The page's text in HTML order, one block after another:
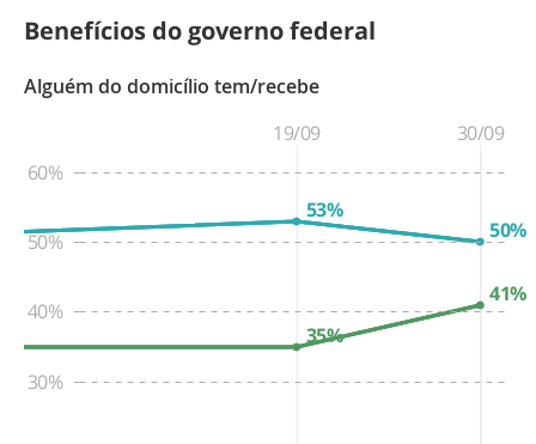
Benefícios do governo federal
Alguém do domicílio tem/recebe
30%
40%
50%
60%
19/09 30/09
50%
53%
41%
35%